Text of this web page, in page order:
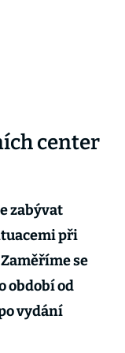
center
zabývat
při
se
období od
vydání